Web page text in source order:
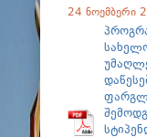
სწავლა
მიღება
24 ნოემბერი